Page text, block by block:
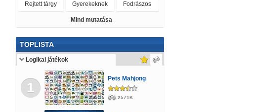
Rejtett tárgy Gyerekeknek Fodrászos
Repülős
Berendezős Kijutós Farmos Cápás Fiús
Csigás Transformers Verekedős Böngészős
Traktoros Focis Barbie
Főzős Pónis Vonatos Sütős Karácsony
Mind mutatása
TOPLISTA
Logikai játékok
1
Pets Mahjong
2571K